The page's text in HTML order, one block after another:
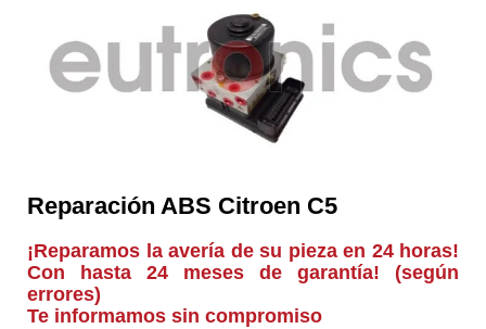
Reparación ABS Citroen C5
¡Reparamos la avería de su pieza en 24 horas!
Con hasta 24 meses de garantía! (según
errores)
Te informamos sin compromiso